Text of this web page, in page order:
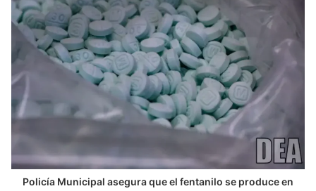
Policía Municipal asegura que el fentanilo se produce en